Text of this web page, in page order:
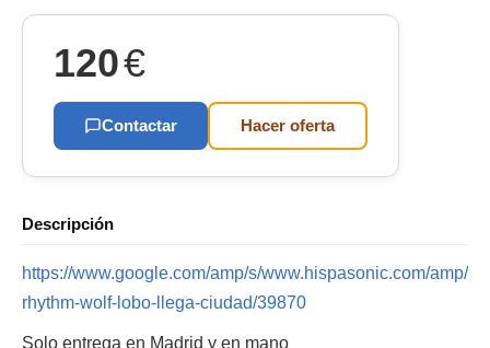
120€
Contactar Hacer oferta
Descripción
https://www.google.com/amp/s/www.hispasonic.com/amp/
rhythm-wolf-lobo-llega-ciudad/39870
Solo entrega en Madrid y en mano